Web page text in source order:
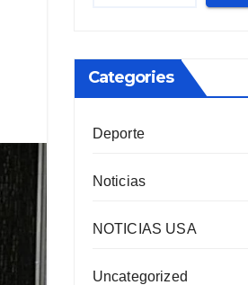
Categories
Deporte
Noticias
NOTICIAS USA
Uncategorized